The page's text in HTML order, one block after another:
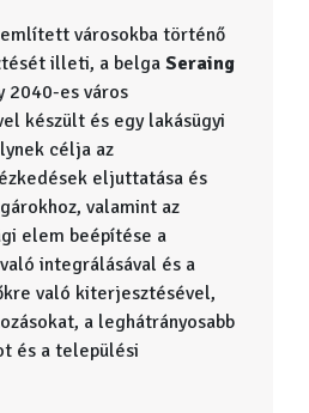
városokba történő
illeti, a belga Seraing
2040-es város
készült és egy lakásügyi
célja az
eljuttatása és
valamint az
elem beépítése a
integrálásával és a
való kiterjesztésével,
a leghátrányosabb
és a települési